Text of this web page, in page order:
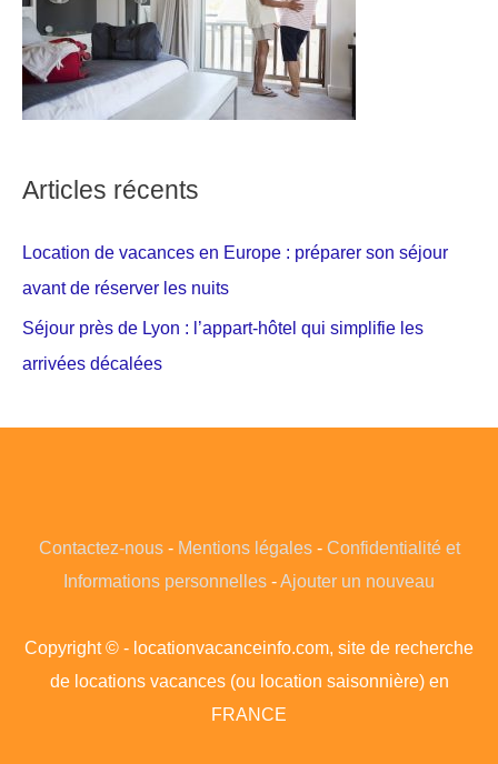
Articles récents
Location de vacances en Europe : préparer son séjour
avant de réserver les nuits
Séjour près de Lyon : l’appart-hôtel qui simplifie les
arrivées décalées
Contactez-nous- Mentions légales- Confidentialité et
Informations personnelles -Ajouter un nouveau
Copyright © - locationvacanceinfo.com, site de recherche
de locations vacances (ou location saisonnière) en
FRANCE